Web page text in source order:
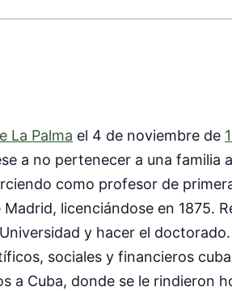
La Palma el 4 de noviembre de
a no pertenecer a una familia
como profesor de
licenciándose en 1875.
y hacer el
sociales y financie­ros
a Cuba, donde se le rindieron